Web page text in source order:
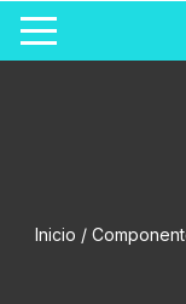
Inicio /